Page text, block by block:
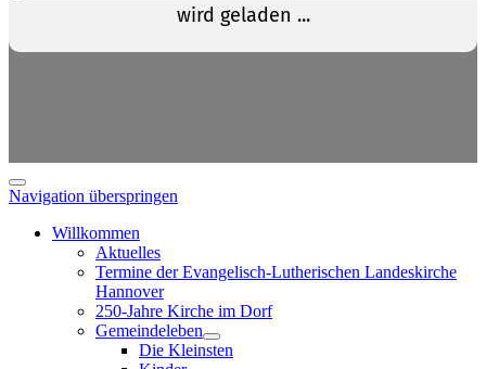
Navigation überspringen
Willkommen
Aktuelles
Termine der Evangelisch-Lutherischen Landeskirche
Hannover
250-Jahre Kirche im Dorf
Gemeindeleben
Die Kleinsten